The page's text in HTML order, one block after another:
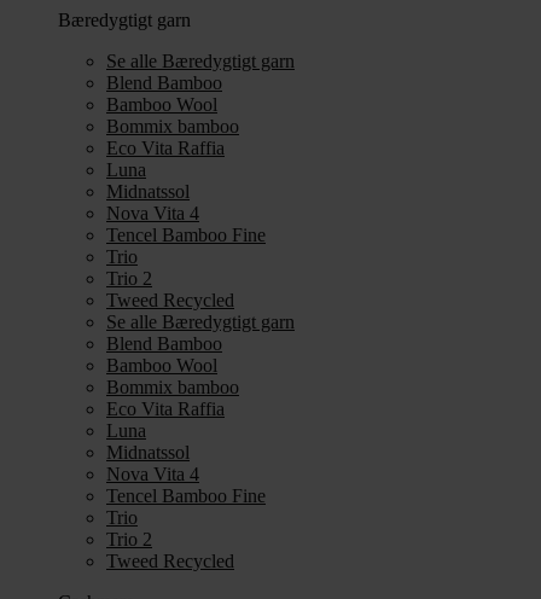
Bæredygtigt garn
Se alle Bæredygtigt garn
Blend Bamboo
Bamboo Wool
Bommix bamboo
Eco Vita Raffia
Luna
Midnatssol
Nova Vita 4
Tencel Bamboo Fine
Trio
Trio 2
Tweed Recycled
Se alle Bæredygtigt garn
Blend Bamboo
Bamboo Wool
Bommix bamboo
Eco Vita Raffia
Luna
Midnatssol
Nova Vita 4
Tencel Bamboo Fine
Trio
Trio 2
Tweed Recycled